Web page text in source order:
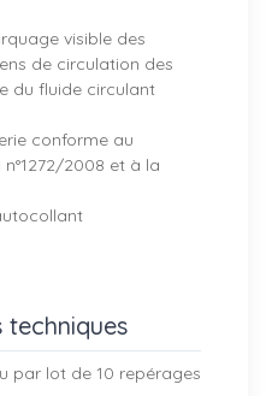
visible des
de circulation des
du fluide circulant
conforme au
2008 et à la
techniques
par lot de 10 repérages